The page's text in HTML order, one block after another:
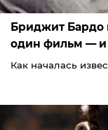
Бриджит Бардо
один фильм — и
Как началась